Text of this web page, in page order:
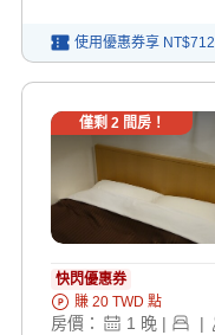
使用優惠券享 NT$712
僅剩 2 間房！
快閃優惠券
賺 20 TWD 點
房價： 1 晚 | |